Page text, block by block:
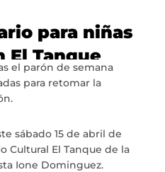
para niñas
El Tanque
el parón de semana
para retomar la
sábado 15 de abril de
Cultural El Tanque de la
Ione Dominguez.